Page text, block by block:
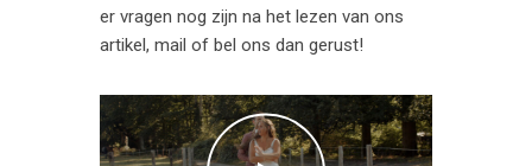
er vragen nog zijn na het lezen van ons
artikel, mail of bel ons dan gerust!